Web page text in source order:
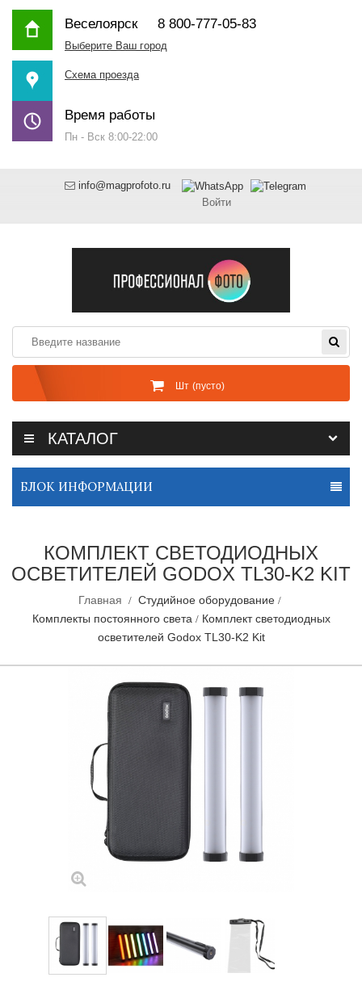
Веселоярск8 800-777-05-83
Выберите Ваш город
Схема проезда
Время работы
Пн - Вск 8:00-22:00
info@magprofoto.ru
Войти
Шт (пусто)
КАТАЛОГ
БЛОК ИНФОРМАЦИИ
КОМПЛЕКТ СВЕТОДИОДНЫХ
ОСВЕТИТЕЛЕЙ GODOX TL30-K2 KIT
Главная
Студийное оборудование
Комплекты постоянного света
Комплект светодиодных
осветителей Godox TL30-K2 Kit